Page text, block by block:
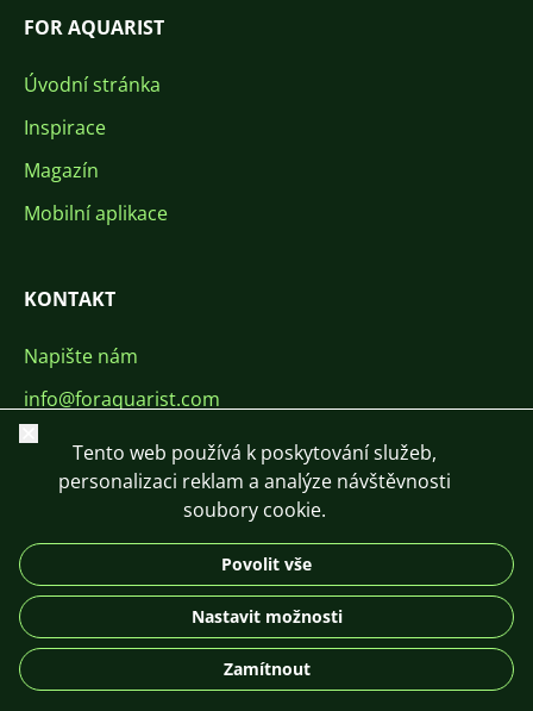
FOR AQUARIST
Úvodní stránka
Inspirace
Magazín
Mobilní aplikace
KONTAKT
Napište nám
info@foraquarist.com
+420 603 449 602
DE
© 2026 For Aquarist
Zavřít
Tento web používá k poskytování služeb,
personalizaci reklam a analýze návštěvnosti
soubory cookie.
Povolit vše
Nastavit možnosti
Zamítnout